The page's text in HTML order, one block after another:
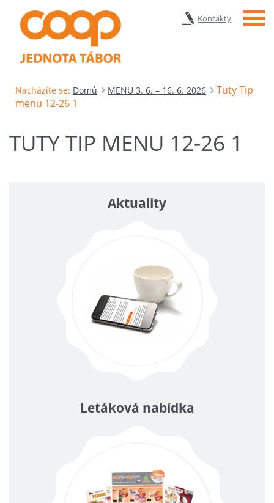
Kontakty Menu
Nacházíte se: Domů MENU 3. 6. – 16. 6. 2026
Tuty Tip
menu 12-26 1
TUTY TIP MENU 12-26 1
Aktuality
Letáková nabídka